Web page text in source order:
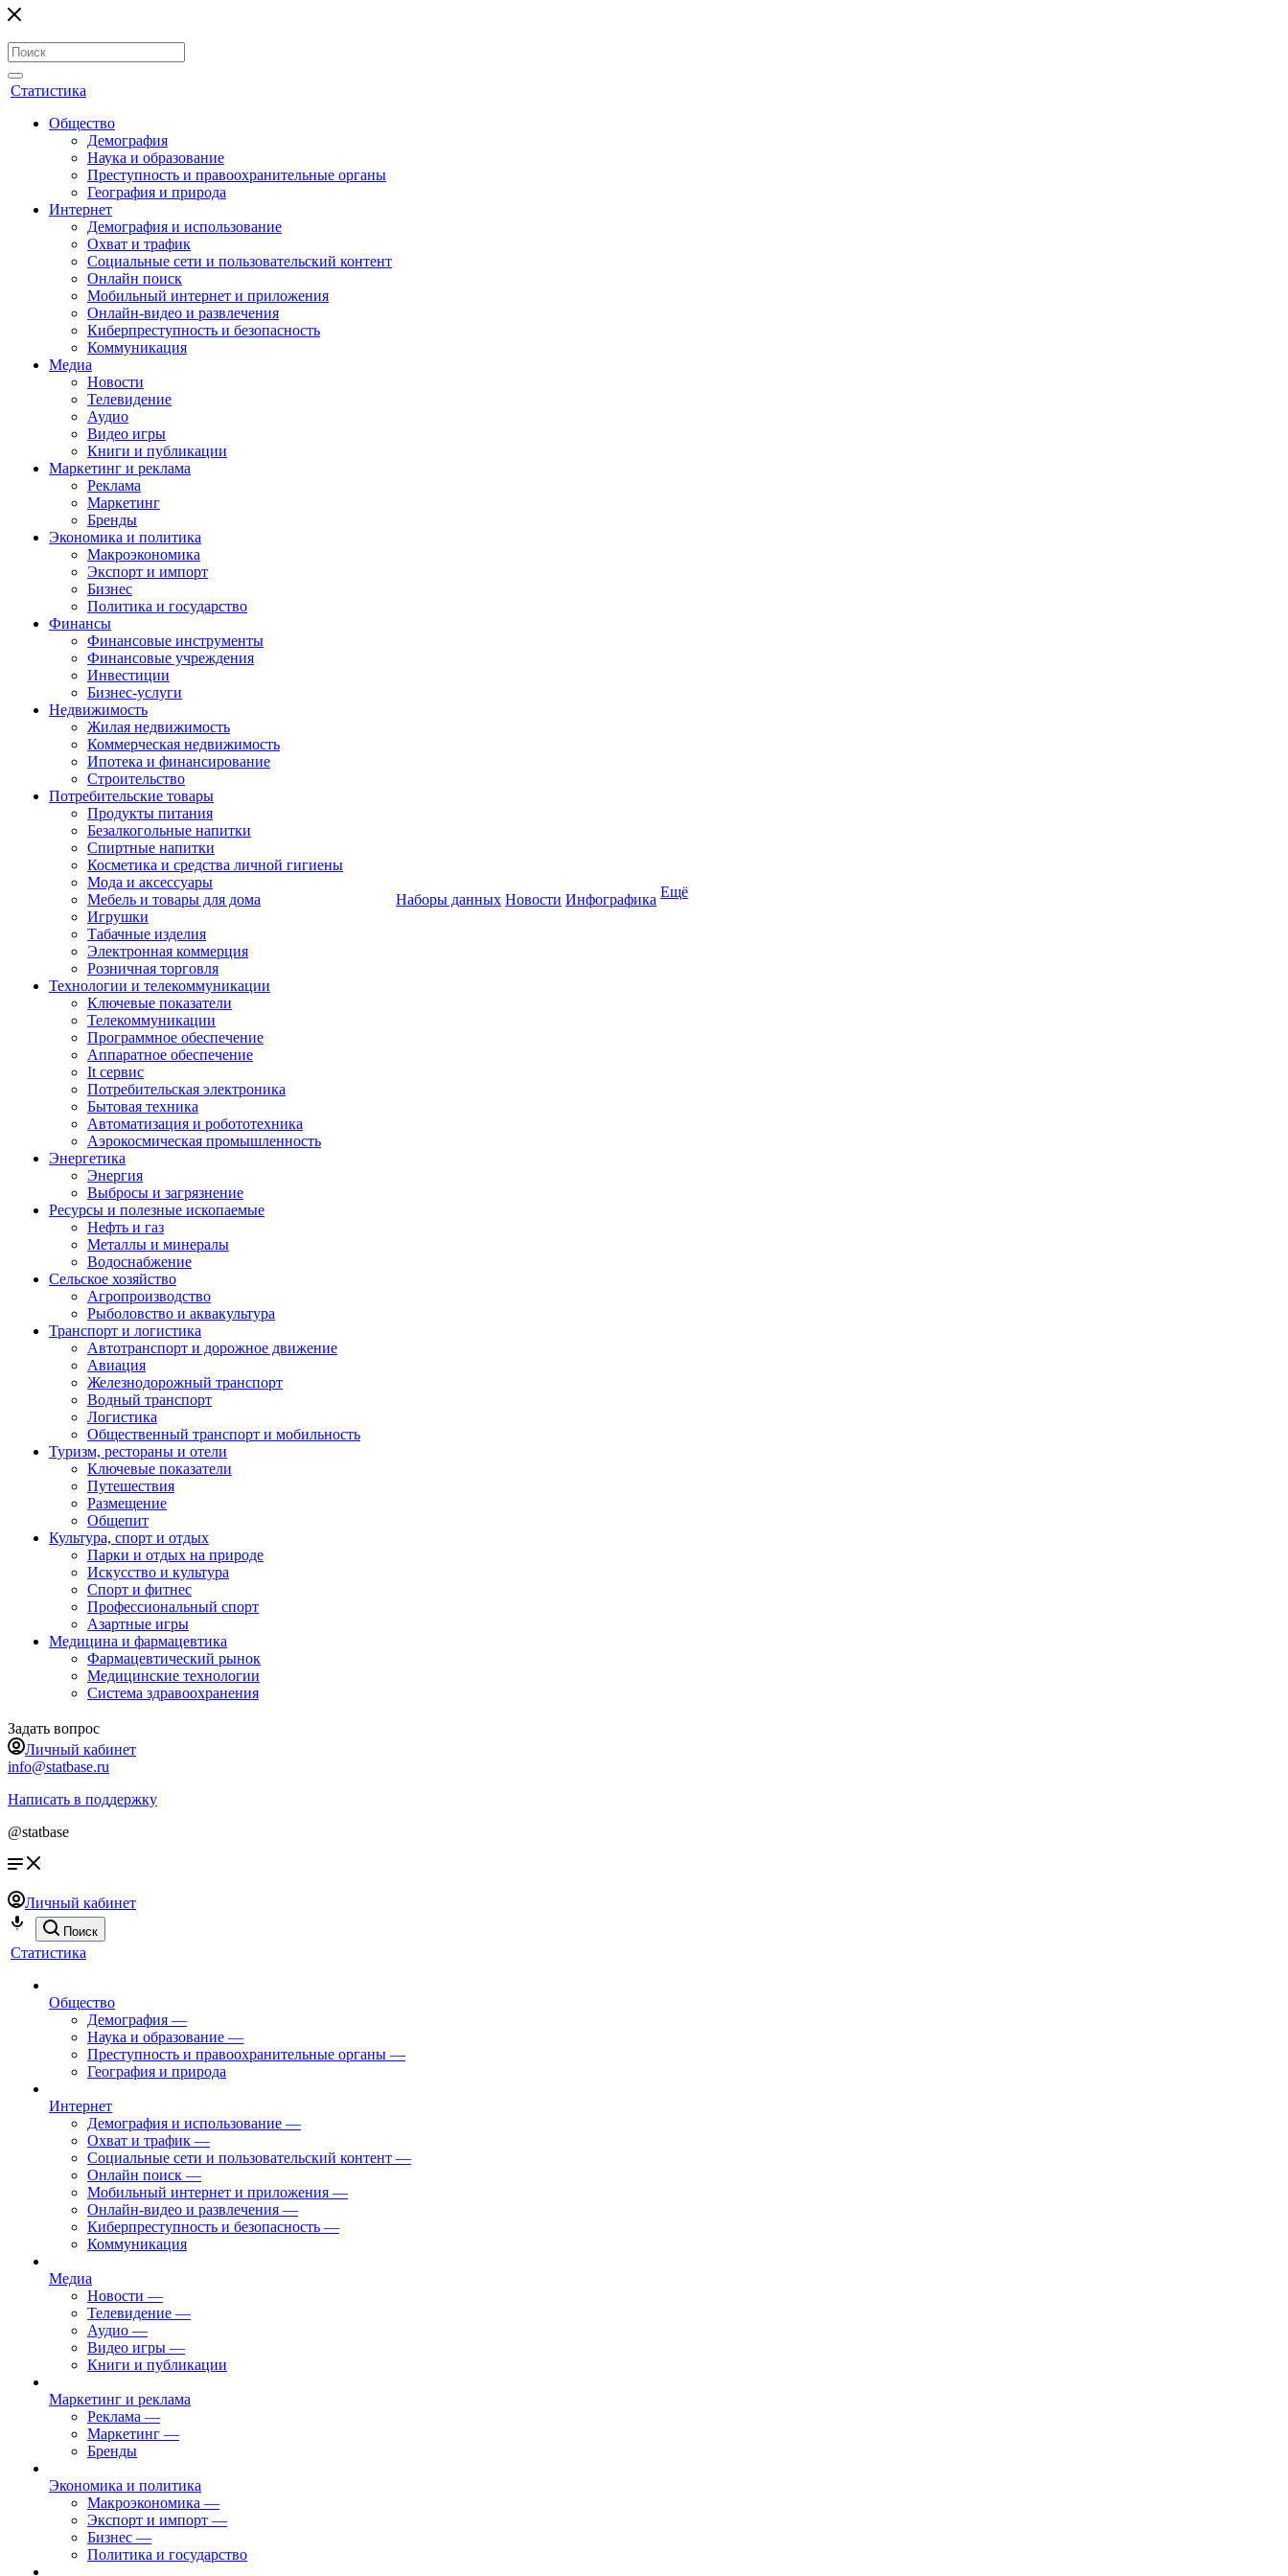
Статистика
Общество
Демография
Наука и образование
Преступность и правоохранительные органы
География и природа
Интернет
Демография и использование
Охват и трафик
Социальные сети и пользовательский контент
Онлайн поиск
Мобильный интернет и приложения
Онлайн-видео и развлечения
Киберпреступность и безопасность
Коммуникация
Медиа
Новости
Телевидение
Аудио
Видео игры
Книги и публикации
Маркетинг и реклама
Реклама
Маркетинг
Бренды
Экономика и политика
Макроэкономика
Экспорт и импорт
Бизнес
Политика и государство
Финансы
Финансовые инструменты
Финансовые учреждения
Инвестиции
Бизнес-услуги
Недвижимость
Жилая недвижимость
Коммерческая недвижимость
Ипотека и финансирование
Строительство
Потребительские товары
Продукты питания
Безалкогольные напитки
Спиртные напитки
Косметика и средства личной гигиены
Мода и аксессуары
Мебель и товары для дома
Игрушки
Табачные изделия
Электронная коммерция
Розничная торговля
Технологии и телекоммуникации
Ключевые показатели
Телекоммуникации
Программное обеспечение
Аппаратное обеспечение
It сервис
Потребительская электроника
Бытовая техника
Автоматизация и робототехника
Аэрокосмическая промышленность
Энергетика
Энергия
Выбросы и загрязнение
Ресурсы и полезные ископаемые
Нефть и газ
Металлы и минералы
Водоснабжение
Сельское хозяйство
Агропроизводство
Рыболовство и аквакультура
Транспорт и логистика
Автотранспорт и дорожное движение
Авиация
Железнодорожный транспорт
Водный транспорт
Логистика
Общественный транспорт и мобильность
Туризм, рестораны и отели
Ключевые показатели
Путешествия
Размещение
Общепит
Культура, спорт и отдых
Парки и отдых на природе
Искусство и культура
Спорт и фитнес
Профессиональный спорт
Азартные игры
Медицина и фармацевтика
Фармацевтический рынок
Медицинские технологии
Система здравоохранения
Наборы данных Новости Инфографика Ещё
Задать вопрос
Личный кабинет
info@statbase.ru
Написать в поддержку
@statbase
Личный кабинет
Поиск
Статистика
Общество
Демография —
Наука и образование —
Преступность и правоохранительные органы —
География и природа
Интернет
Демография и использование —
Охват и трафик —
Социальные сети и пользовательский контент —
Онлайн поиск —
Мобильный интернет и приложения —
Онлайн-видео и развлечения —
Киберпреступность и безопасность —
Коммуникация
Медиа
Новости —
Телевидение —
Аудио —
Видео игры —
Книги и публикации
Маркетинг и реклама
Реклама —
Маркетинг —
Бренды
Экономика и политика
Макроэкономика —
Экспорт и импорт —
Бизнес —
Политика и государство